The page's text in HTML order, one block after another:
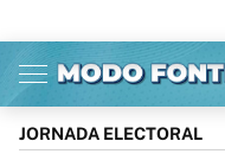
Inicio
Política
Ciencia
Actualidad
JORNADA ELECTORAL